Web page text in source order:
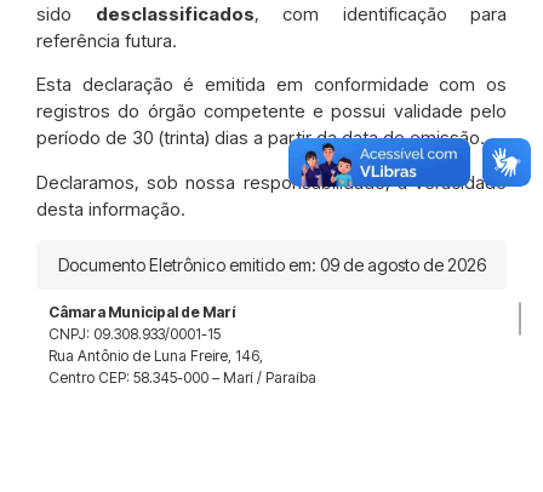
sido desclassificados, com identificação para
referência futura.
Esta declaração é emitida em conformidade com os
registros do órgão competente e possui validade pelo
período de 30 (trinta) dias a partir da data de emissão.
Declaramos, sob nossa responsabilidade, a veracidade
desta informação.
Documento Eletrônico emitido em: 09 de agosto de 2026
Câmara Municipal de Marí
CNPJ: 09.308.933/0001-15
Rua Antônio de Luna Freire, 146,
Centro CEP: 58.345-000 – Marí / Paraíba